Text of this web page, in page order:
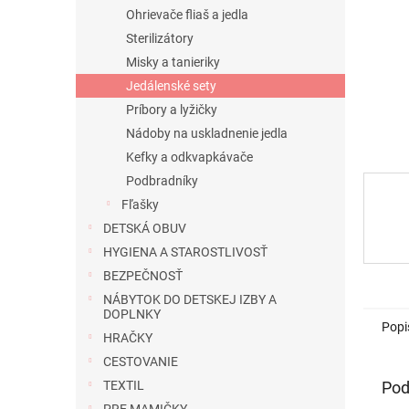
Ohrievače fliaš a jedla
Sterilizátory
Misky a tanieriky
Jedálenské sety
Príbory a lyžičky
Nádoby na uskladnenie jedla
Kefky a odkvapkávače
Podbradníky
Fľašky
DETSKÁ OBUV
HYGIENA A STAROSTLIVOSŤ
BEZPEČNOSŤ
NÁBYTOK DO DETSKEJ IZBY A
DOPLNKY
HRAČKY
CESTOVANIE
TEXTIL